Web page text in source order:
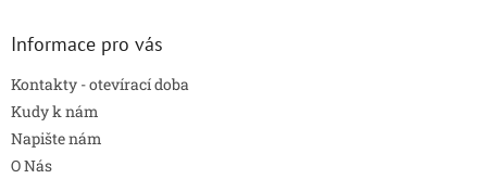
Informace pro vás
Kontakty - otevírací doba
Kudy k nám
Napište nám
O Nás